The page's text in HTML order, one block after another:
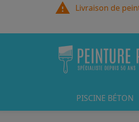
warning Livraison de
PISCINE BÉTON